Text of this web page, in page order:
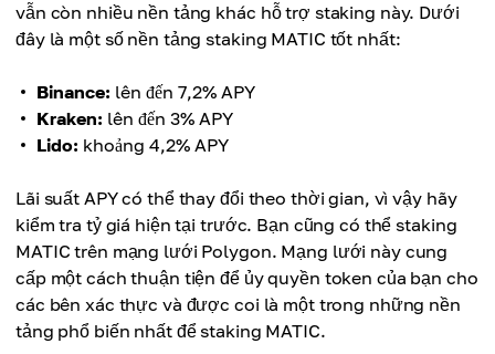
vẫn còn nhiều nền tảng khác hỗ trợ staking này. Dưới
đây là một số nền tảng staking MATIC tốt nhất:
Binance: lên đến 7,2% APY
Kraken: lên đến 3% APY
Lido: khoảng 4,2% APY
Lãi suất APY có thể thay đổi theo thời gian, vì vậy hãy
kiểm tra tỷ giá hiện tại trước. Bạn cũng có thể staking
MATIC trên mạng lưới Polygon. Mạng lưới này cung
cấp một cách thuận tiện để ủy quyền token của bạn cho
các bên xác thực và được coi là một trong những nền
tảng phổ biến nhất để staking MATIC.